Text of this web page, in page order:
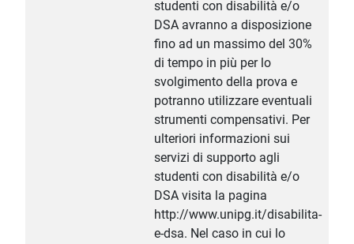
studenti con disabilità e/o
DSA avranno a disposizione
fino ad un massimo del 30%
di tempo in più per lo
svolgimento della prova e
potranno utilizzare eventuali
strumenti compensativi. Per
ulteriori informazioni sui
servizi di supporto agli
studenti con disabilità e/o
DSA visita la pagina
http://www.unipg.it/disabilita-
e-dsa. Nel caso in cui lo